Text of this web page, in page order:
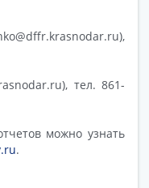
тел. 861-
можно узнать
.